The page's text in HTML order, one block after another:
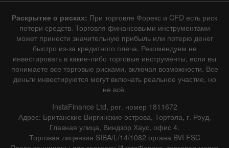
Раскрытие о рисках: При торговле Форекс и CFD есть риск
потери средств. Торговля финансовыми инструментами
может принести значительную прибыль или потерю денег
быстро из-за кредитного плеча. Рекомендуем не
инвестировать в какие-либо торговые инструменты, если вы
понимаете все торговые рисками, включая возможности. Все
деньги инвестируются могут включать реальное участие, но
не всё.
InstaFinance Ltd, рег. номер 1811672
Адрес: Британские Виргинские острова, Тортола, г. Роуд,
Главная улица, Виндзор Хаус, офис 4.
Торговая лицензия SIBA/L/14/1082 органа BVI FSC